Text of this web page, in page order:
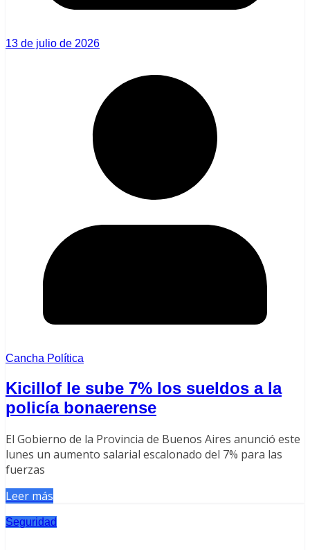
13 de julio de 2026
Cancha Política
Kicillof le sube 7% los sueldos a la
policía bonaerense
El Gobierno de la Provincia de Buenos Aires anunció este
lunes un aumento salarial escalonado del 7% para las
fuerzas
Leer más
Seguridad